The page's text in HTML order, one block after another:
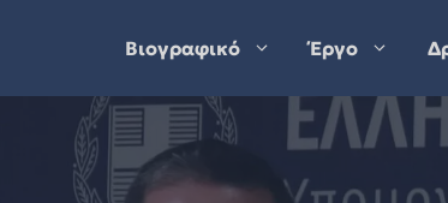
Βιογραφικό Έργο